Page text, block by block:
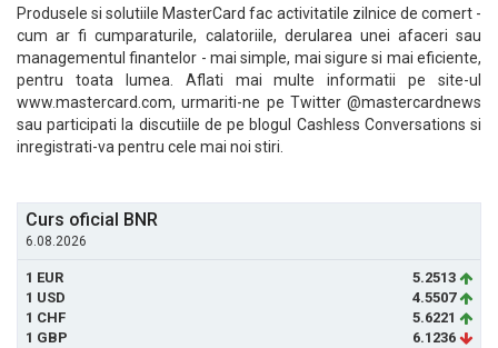
Produsele si solutiile MasterCard fac activitatile zilnice de comert -
cum ar fi cumparaturile, calatoriile, derularea unei afaceri sau
managementul finantelor - mai simple, mai sigure si mai eficiente,
pentru toata lumea. Aflati mai multe informatii pe site-ul
www.mastercard.com, urmariti-ne pe Twitter @mastercardnews
sau participati la discutiile de pe blogul Cashless Conversations si
inregistrati-va pentru cele mai noi stiri.
Curs oficial BNR
6.08.2026
1 EUR
5.2513
1 USD
4.5507
1 CHF
5.6221
1 GBP
6.1236